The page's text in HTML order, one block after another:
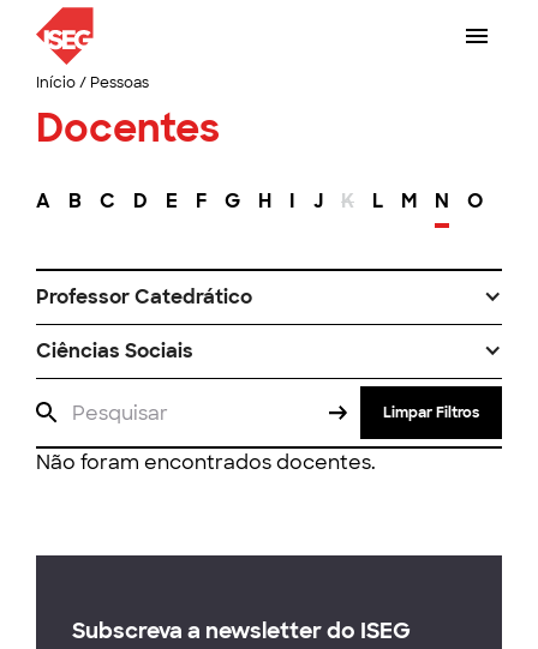
Início/ Pessoas
Docentes
A B C D E F G H I J K L M N O
Professor Catedrático
Ciências Sociais
Limpar Filtros
Não foram encontrados docentes.
Subscreva a newsletter do ISEG